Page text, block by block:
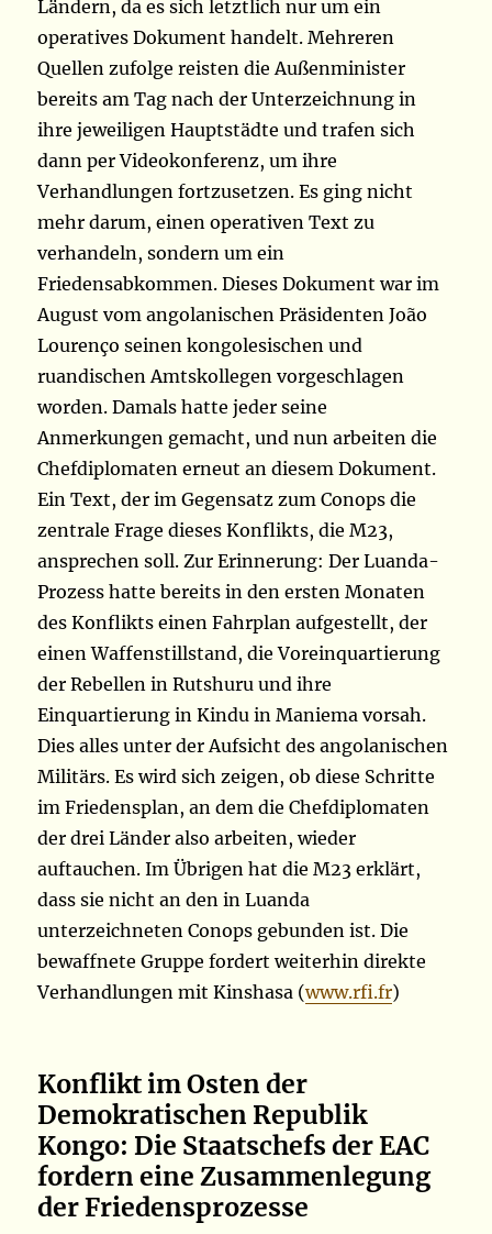
Ländern, da es sich letztlich nur um ein
operatives Dokument handelt. Mehreren
Quellen zufolge reisten die Außenminister
bereits am Tag nach der Unterzeichnung in
ihre jeweiligen Hauptstädte und trafen sich
dann per Videokonferenz, um ihre
Verhandlungen fortzusetzen. Es ging nicht
mehr darum, einen operativen Text zu
verhandeln, sondern um ein
Friedensabkommen. Dieses Dokument war im
August vom angolanischen Präsidenten João
Lourenço seinen kongolesischen und
ruandischen Amtskollegen vorgeschlagen
worden. Damals hatte jeder seine
Anmerkungen gemacht, und nun arbeiten die
Chefdiplomaten erneut an diesem Dokument.
Ein Text, der im Gegensatz zum Conops die
zentrale Frage dieses Konflikts, die M23,
ansprechen soll. Zur Erinnerung: Der Luanda-
Prozess hatte bereits in den ersten Monaten
des Konflikts einen Fahrplan aufgestellt, der
einen Waffenstillstand, die Voreinquartierung
der Rebellen in Rutshuru und ihre
Einquartierung in Kindu in Maniema vorsah.
Dies alles unter der Aufsicht des angolanischen
Militärs. Es wird sich zeigen, ob diese Schritte
im Friedensplan, an dem die Chefdiplomaten
der drei Länder also arbeiten, wieder
auftauchen. Im Übrigen hat die M23 erklärt,
dass sie nicht an den in Luanda
unterzeichneten Conops gebunden ist. Die
bewaffnete Gruppe fordert weiterhin direkte
Verhandlungen mit Kinshasa (www.rfi.fr)
Konflikt im Osten der
Demokratischen Republik
Kongo: Die Staatschefs der EAC
fordern eine Zusammenlegung
der Friedensprozesse